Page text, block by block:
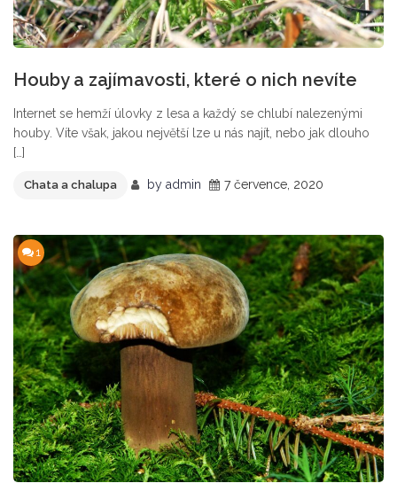
Houby a zajímavosti, které o nich nevíte
Internet se hemží úlovky z lesa a každý se chlubí nalezenými
houby. Víte však, jakou největší lze u nás najít, nebo jak dlouho
[…]
Chata a chalupa by admin 7 července, 2020
1